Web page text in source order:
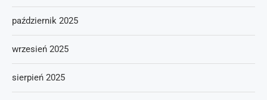
październik 2025
wrzesień 2025
sierpień 2025